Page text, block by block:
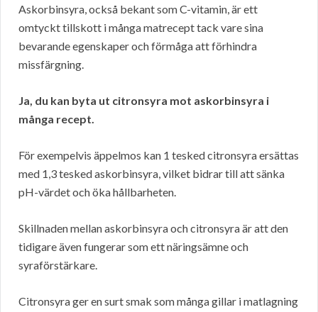
Askorbinsyra, också bekant som C-vitamin, är ett
omtyckt tillskott i många matrecept tack vare sina
bevarande egenskaper och förmåga att förhindra
missfärgning.
Ja, du kan byta ut citronsyra mot askorbinsyra i
många recept.
För exempelvis äppelmos kan 1 tesked citronsyra ersättas
med 1,3 tesked askorbinsyra, vilket bidrar till att sänka
pH-värdet och öka hållbarheten.
Skillnaden mellan askorbinsyra och citronsyra är att den
tidigare även fungerar som ett näringsämne och
syraförstärkare.
Citronsyra ger en surt smak som många gillar i matlagning